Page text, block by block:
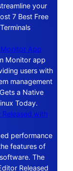
your
7 Best Free
App
Monitor app
users with
management
a Native
Today.
with
performance
features of
The
Released